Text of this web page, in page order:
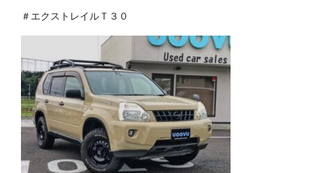
＃エクストレイルＴ３０